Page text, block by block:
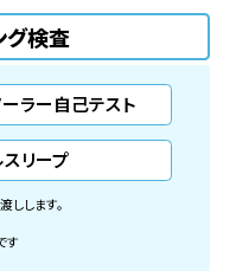
グ検査
ラー自己テスト
リープ
します。
す